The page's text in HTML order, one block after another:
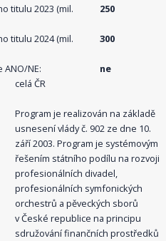
titulu 2023 (mil.
250
titulu 2024 (mil.
300
NE:
ne
celá ČR
Program je realizován na základě
usnesení vlády č. 902 ze dne 10.
září 2003. Program je systémovým
řešením státního podílu na rozvoji
profesionálních divadel,
profesionálních symfonických
orchestrů a pěveckých sborů
v České republice na principu
sdružování finančních prostředků